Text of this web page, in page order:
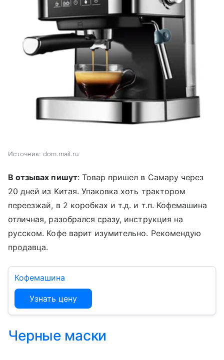
Источник: dom.mail.ru
В отзывах пишут: Товар пришел в Самару через
20 дней из Китая. Упаковка хоть трактором
переезжай, в 2 коробках и т.д. и т.п. Кофемашина
отличная, разобрался сразу, инструкция на
русском. Кофе варит изумительно. Рекомендую
продавца.
Кофемашина
Узнать цену
Черные маски